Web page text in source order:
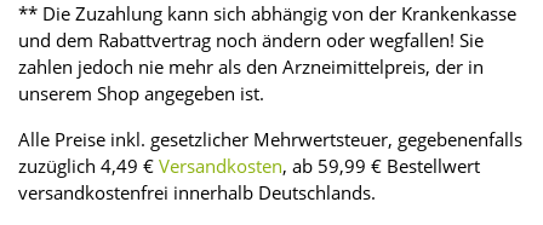
** Die Zuzahlung kann sich abhängig von der Krankenkasse
und dem Rabattvertrag noch ändern oder wegfallen! Sie
zahlen jedoch nie mehr als den Arzneimittelpreis, der in
unserem Shop angegeben ist.
Alle Preise inkl. gesetzlicher Mehrwertsteuer, gegebenenfalls
zuzüglich 4,49 € Versandkosten, ab 59,99 € Bestellwert
versandkostenfrei innerhalb Deutschlands.